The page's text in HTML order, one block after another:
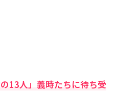
13人」義時たちに待ち受